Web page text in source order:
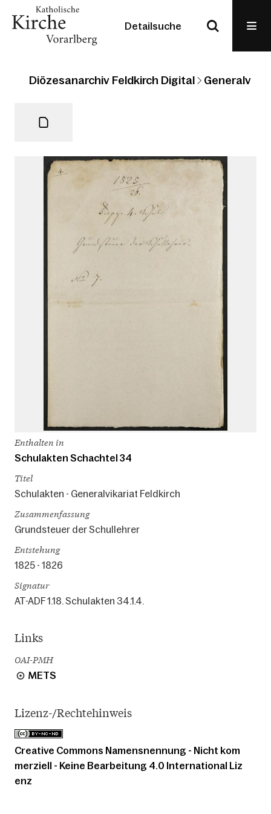
Detailsuche
Diözesanarchiv Feldkirch Digital
Enthalten in
Schulakten Schachtel 34
Titel
Schulakten - Generalvikariat Feldkirch
Zusammenfassung
Grundsteuer der Schullehrer
Entstehung
1825 - 1826
Signatur
AT-ADF 1.18. Schulakten 34.1.4.
Links
OAI-PMH
METS
Lizenz-/Rechtehinweis
Creative Commons Namensnennung - Nicht kom
merziell - Keine Bearbeitung 4.0 International Liz
enz